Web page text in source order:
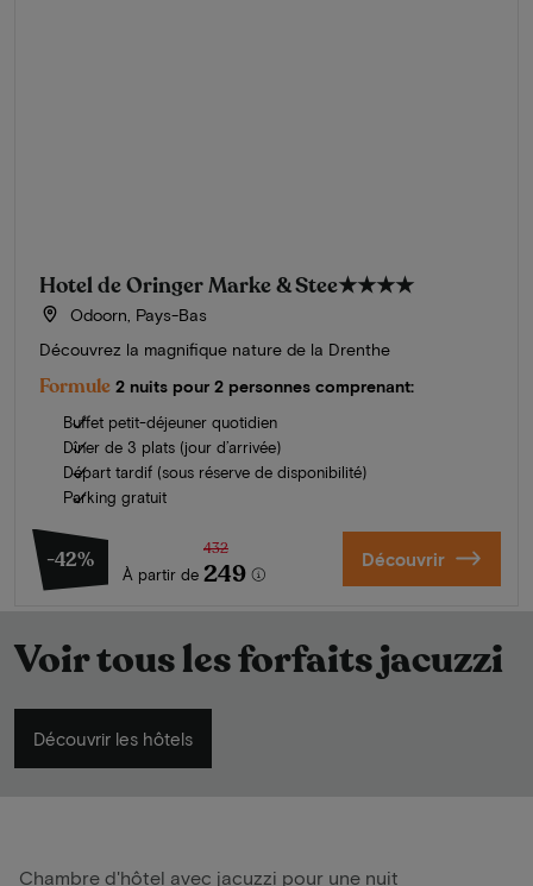
Hotel de Oringer Marke & Stee★★★★
Odoorn, Pays-Bas
Découvrez la magnifique nature de la Drenthe
Formule 2 nuits pour 2 personnes comprenant:
Buffet petit-déjeuner quotidien
Dîner de 3 plats (jour d’arrivée)
Départ tardif (sous réserve de disponibilité)
Parking gratuit
-42%
À partir de
432
249 Découvrir
Voir tous les forfaits jacuzzi
Découvrir les hôtels
Chambre d'hôtel avec jacuzzi pour une nuit